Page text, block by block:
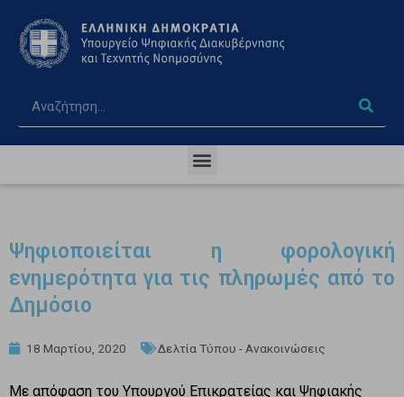
Ψηφιοποιείται η φορολογική
ενημερότητα για τις πληρωμές από το
Δημόσιο
18 Μαρτίου, 2020 Δελτία Τύπου - Ανακοινώσεις
Με απόφαση του Υπουργού Επικρατείας και Ψηφιακής